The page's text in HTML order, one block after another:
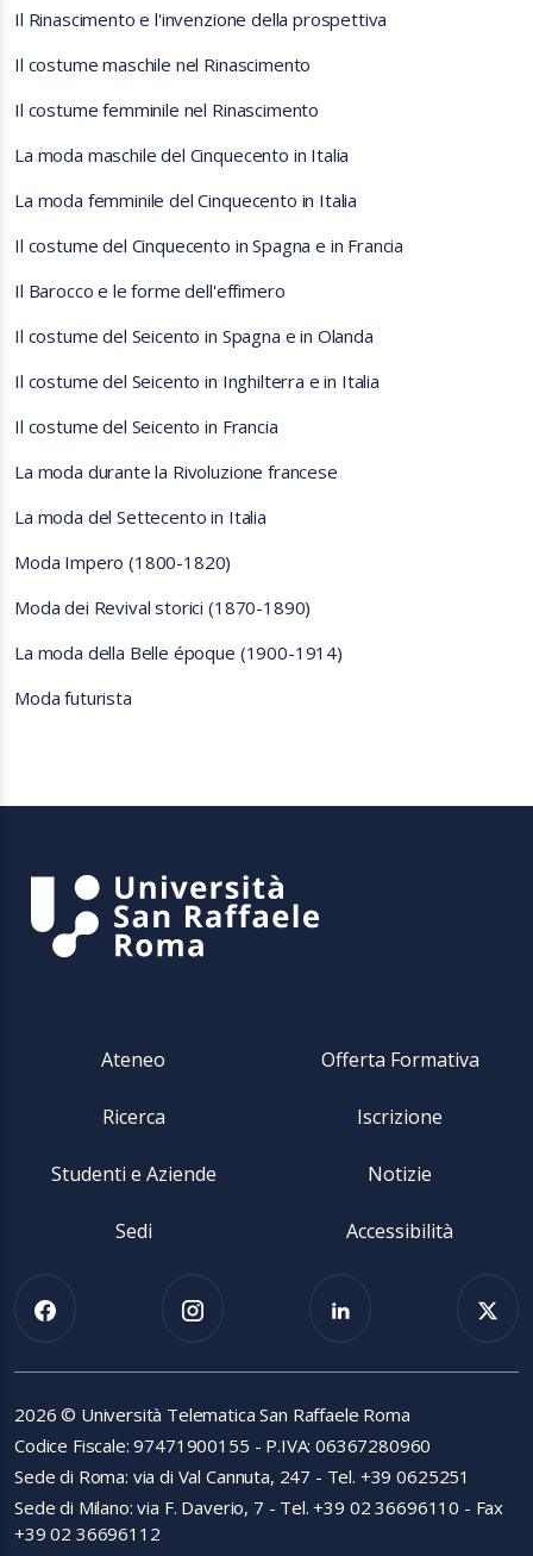
Il Rinascimento e l'invenzione della prospettiva
Il costume maschile nel Rinascimento
Il costume femminile nel Rinascimento
La moda maschile del Cinquecento in Italia
La moda femminile del Cinquecento in Italia
Il costume del Cinquecento in Spagna e in Francia
Il Barocco e le forme dell'effimero
Il costume del Seicento in Spagna e in Olanda
Il costume del Seicento in Inghilterra e in Italia
Il costume del Seicento in Francia
La moda durante la Rivoluzione francese
La moda del Settecento in Italia
Moda Impero (1800-1820)
Moda dei Revival storici (1870-1890)
La moda della Belle époque (1900-1914)
Moda futurista
Ateneo Offerta Formativa
Ricerca Iscrizione
Studenti e Aziende Notizie
Sedi Accessibilità
2026 © Università Telematica San Raffaele Roma
Codice Fiscale: 97471900155 - P.IVA: 06367280960
Sede di Roma: via di Val Cannuta, 247 - Tel. +39 0625251
Sede di Milano: via F. Daverio, 7 - Tel. +39 02 36696110 - Fax
+39 02 36696112